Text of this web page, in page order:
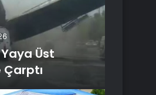
Üst